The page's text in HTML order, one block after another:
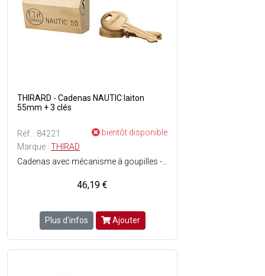
THIRARD - Cadenas NAUTIC laiton
55mm + 3 clés
Réf. : 84221
bientôt disponible
Marque : THIRAD
46,19 €
Plus d'infos Ajouter